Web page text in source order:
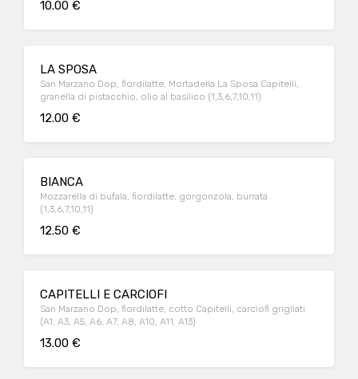
10.00 €
LA SPOSA
San Marzano Dop, fiordilatte, Mortadella La Sposa Capitelli,
granella di pistacchio, olio al basilico (1,3,6,7,10,11)
12.00 €
BIANCA
Mozzarella di bufala, fiordilatte, gorgonzola, burrata
(1,3,6,7,10,11)
12.50 €
CAPITELLI E CARCIOFI
San Marzano Dop, fiordilatte, cotto Capitelli, carciofi grigliati
(A1, A3, A5, A6, A7, A8, A10, A11, A13)
13.00 €